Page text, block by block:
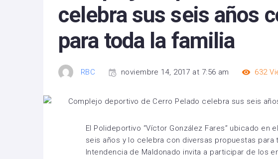
celebra sus seis años
para toda la familia
RBC noviembre 14, 2017 at 7:56 am 632
El Polideportivo “Víctor González Fares” ubicado en
seis años y lo celebra con diversas propuestas para
Intendencia de Maldonado invita a participar de los